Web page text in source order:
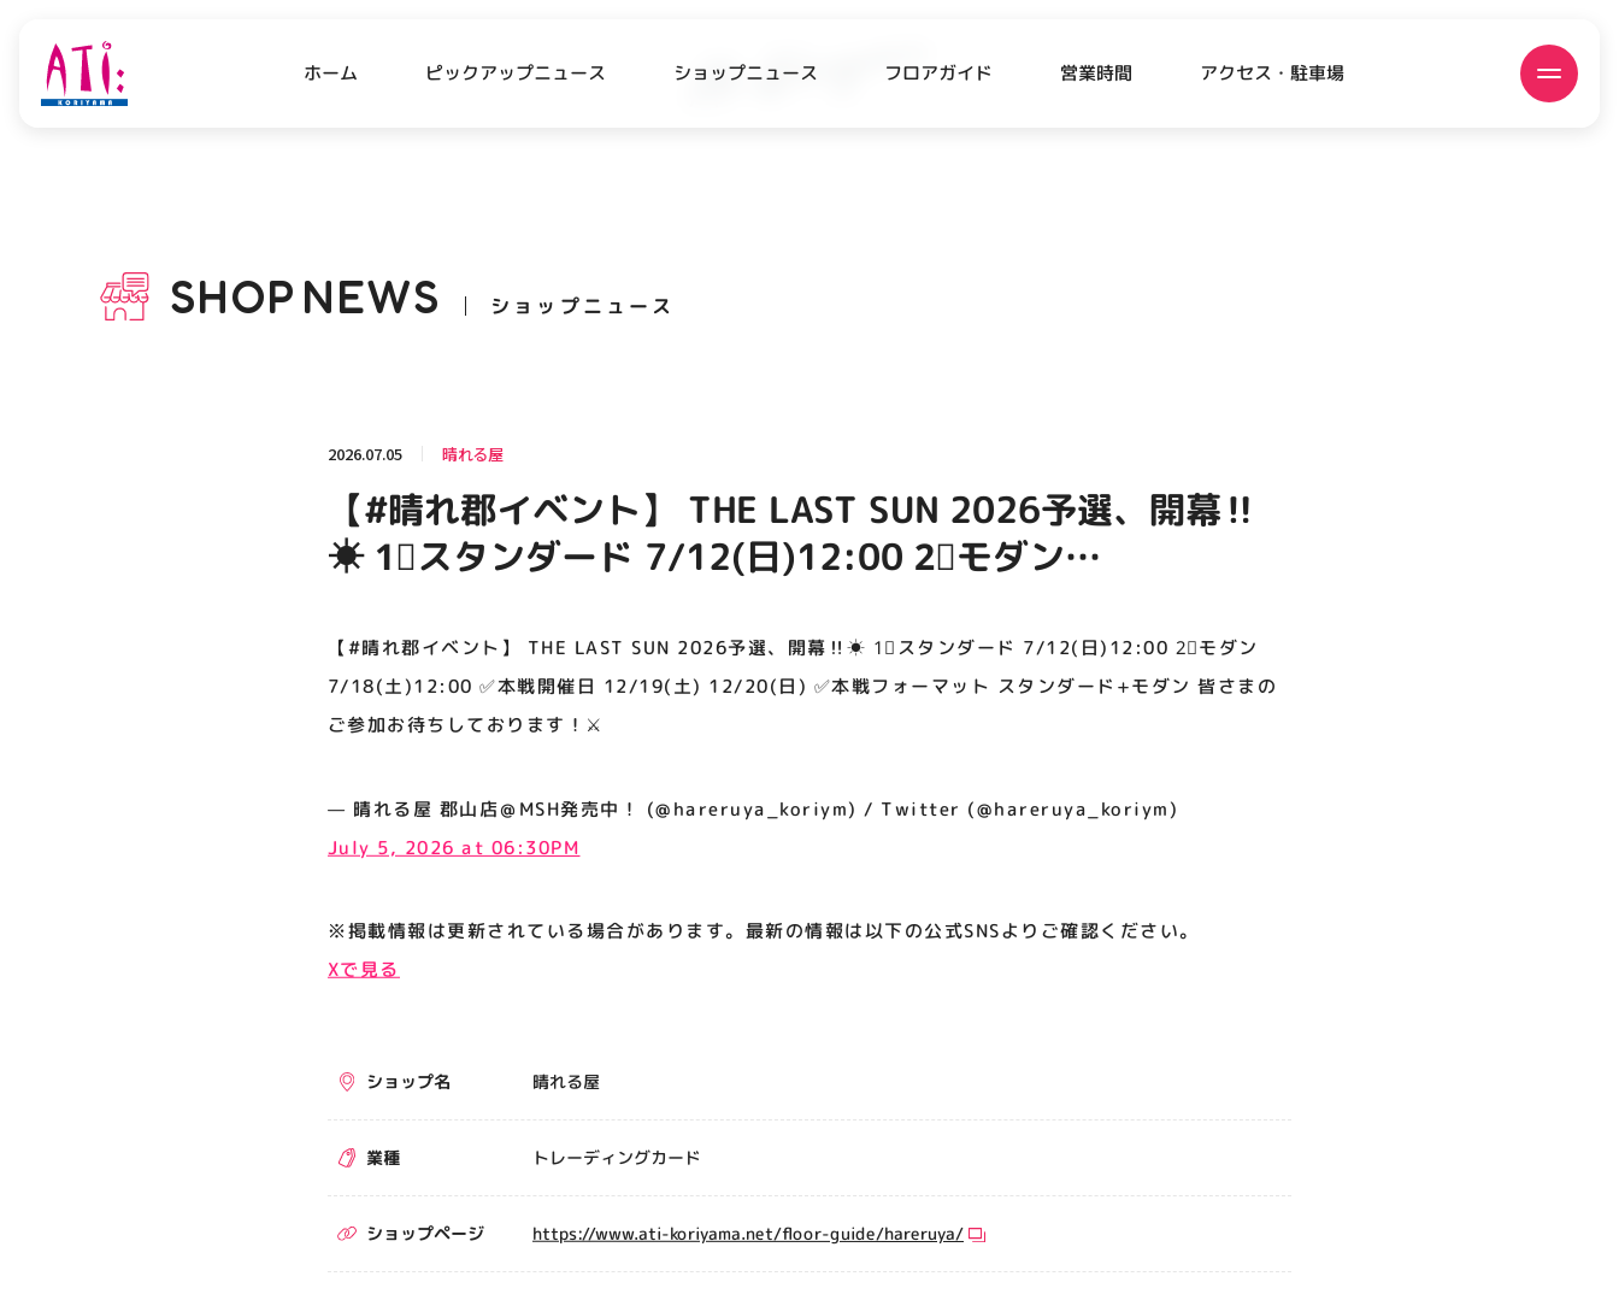
ホーム ピックアップニュース ショップニュース フロアガイド 営業時間 アクセス・駐車場
テナント出店募集
催事出店募集
アティビジョンについて
EVENT
呪術廻戦PLAZA
EVENT
店頭キッチンカースペース 出店
EVENT
お祭りBBQビアガーデン 屋上
CAMPAIGN
ヨドバシカメラ 平日限定1時
CAMPAIGN
プレミアム駐車サービス [4～
SHOP NEWS ショップニュース
2026.07.05 晴れる屋
【#晴れ郡イベント】 THE LAST SUN 2026予選、開幕‼️
☀ 1⃣スタンダード 7/12(日)12:00 2⃣モダン
戦フォーマット スタンダード+モダン 皆さまのご参加お待
ちしております！⚔️
【#晴れ郡イベント】 THE LAST SUN 2026予選、開幕‼️☀ 1⃣スタンダード 7/12(日)12:00 2⃣モダン
7/18(土)12:00 ✅本戦開催日 12/19(土) 12/20(日) ✅本戦フォーマット スタンダード+モダン 皆さまの
ご参加お待ちしております！⚔️
— 晴れる屋 郡山店＠MSH発売中！ (@hareruya_koriym) / Twitter (@hareruya_koriym)
July 5, 2026 at 06:30PM
※掲載情報は更新されている場合があります。最新の情報は以下の公式SNSよりご確認ください。
Xで見る
ショップ名 晴れる屋
業種 トレーディングカード
ショップページ https://www.ati-koriyama.net/floor-guide/hareruya/